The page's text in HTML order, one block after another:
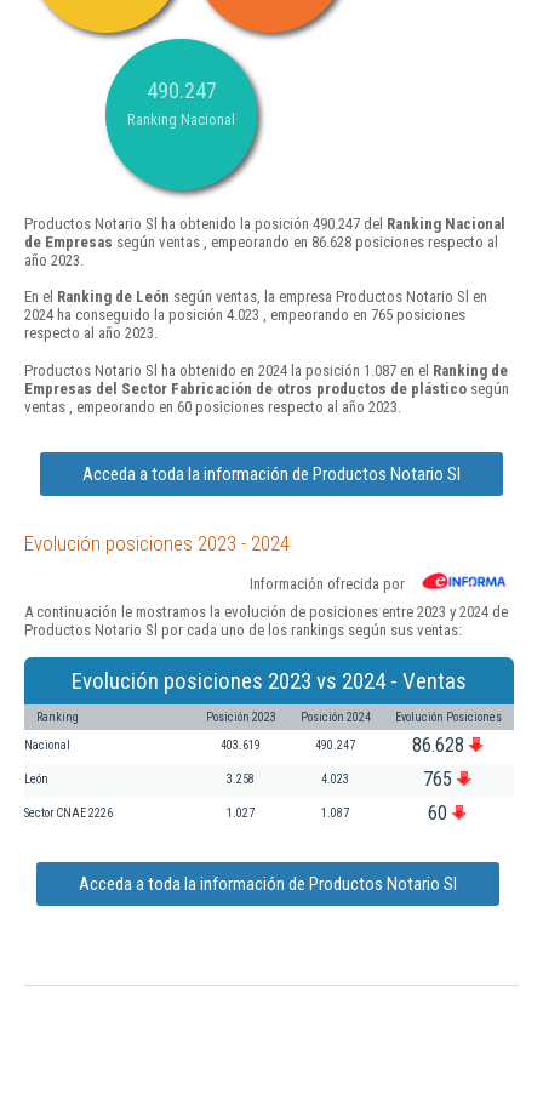
490.247
Ranking Nacional
Productos Notario Sl ha obtenido la posición 490.247 del Ranking Nacional
de Empresas según ventas , empeorando en 86.628 posiciones respecto al
año 2023.
En el Ranking de León según ventas, la empresa Productos Notario Sl en
2024 ha conseguido la posición 4.023 , empeorando en 765 posiciones
respecto al año 2023.
Productos Notario Sl ha obtenido en 2024 la posición 1.087 en el Ranking de
Empresas del Sector Fabricación de otros productos de plástico según
ventas , empeorando en 60 posiciones respecto al año 2023.
Acceda a toda la información de Productos Notario Sl
Evolución posiciones 2023 - 2024
Información ofrecida por
A continuación le mostramos la evolución de posiciones entre 2023 y 2024 de
Productos Notario Sl por cada uno de los rankings según sus ventas:
Evolución posiciones 2023 vs 2024 - Ventas
Ranking Posición 2023 Posición 2024 Evolución Posiciones
Nacional 403.619 490.247 86.628
León 3.258 4.023 765
Sector CNAE 2226 1.027 1.087 60
Acceda a toda la información de Productos Notario Sl